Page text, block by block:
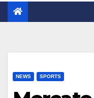
NEWS SPORTS